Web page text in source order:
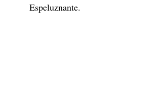
	Espeluznante.